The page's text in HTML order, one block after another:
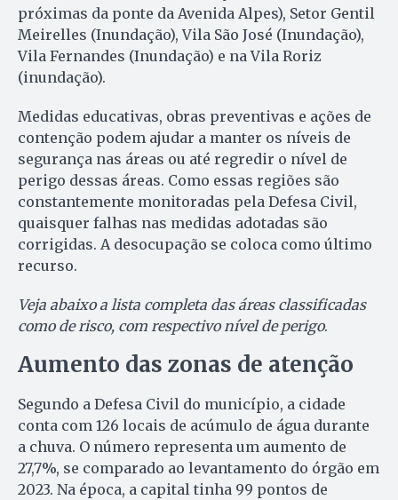
próximas da ponte da Avenida Alpes), Setor Gentil
Meirelles (Inundação), Vila São José (Inundação),
Vila Fernandes (Inundação) e na Vila Roriz
(inundação).
Medidas educativas, obras preventivas e ações de
contenção podem ajudar a manter os níveis de
segurança nas áreas ou até regredir o nível de
perigo dessas áreas. Como essas regiões são
constantemente monitoradas pela Defesa Civil,
quaisquer falhas nas medidas adotadas são
corrigidas. A desocupação se coloca como último
recurso.
Veja abaixo a lista completa das áreas classificadas
como de risco, com respectivo nível de perigo.
Aumento das zonas de atenção
Segundo a Defesa Civil do município, a cidade
conta com 126 locais de acúmulo de água durante
a chuva. O número representa um aumento de
27,7%, se comparado ao levantamento do órgão em
2023. Na época, a capital tinha 99 pontos de